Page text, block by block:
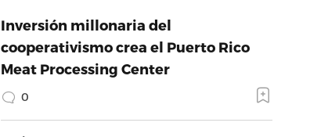
Inversión millonaria del
cooperativismo crea el Puerto Rico
Meat Processing Center
0